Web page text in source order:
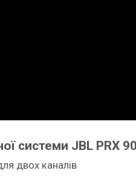
системи JBL PRX
двох каналів